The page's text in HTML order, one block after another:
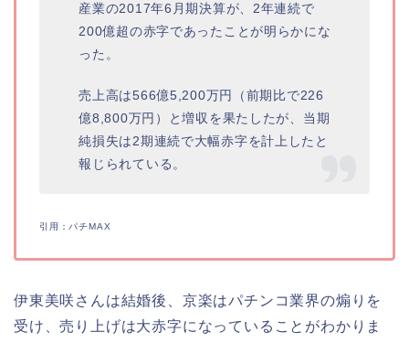
産業の2017年6月期決算が、2年連続で
200億超の赤字であったことが明らかにな
った。
売上高は566億5,200万円（前期比で226
億8,800万円）と増収を果たしたが、当期
純損失は2期連続で大幅赤字を計上したと
報じられている。
引用：パチMAX
伊東美咲さんは結婚後、京楽はパチンコ業界の煽りを
受け、売り上げは大赤字になっていることがわかりま